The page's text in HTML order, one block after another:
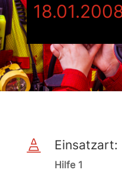
 Einsatzart:
Hilfe 1